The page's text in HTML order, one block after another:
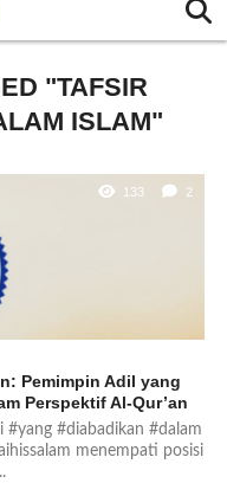
"TAFSIR
ISLAM"
133 2
Pemimpin Adil yang
Perspektif Al-Qur’an
#yang #diabadikan #dalam
menempati posisi